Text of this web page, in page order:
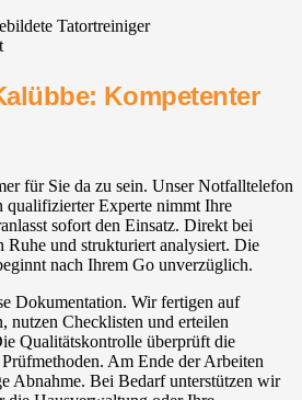
Kompetenter
für Sie da zu sein. Unser Notfalltelefon
qualifizierter Experte nimmt Ihre
sofort den Einsatz. Direkt bei
und strukturiert analysiert. Die
nach Ihrem Go unverzüglich.
Dokumentation. Wir fertigen auf
nutzen Checklisten und erteilen
Qualitätskontrolle überprüft die
Am Ende der Arbeiten
Abnahme. Bei Bedarf unterstützen wir